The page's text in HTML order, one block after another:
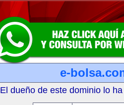
e-
El dueño de este dominio lo